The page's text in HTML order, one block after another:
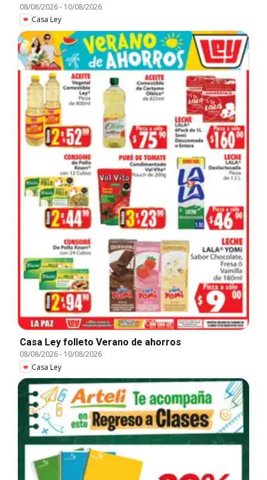
08/08/2026- 10/08/2026
Casa Ley
Casa Ley folleto Verano de ahorros
08/08/2026- 10/08/2026
Casa Ley